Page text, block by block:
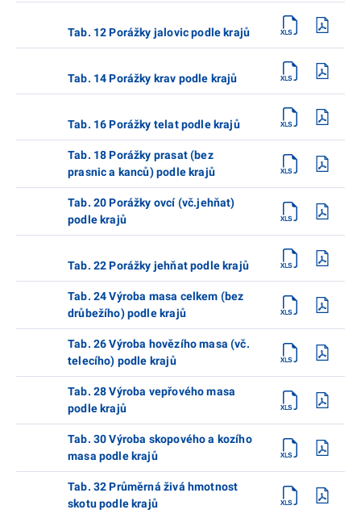
Tab. 12 Porážky jalovic podle krajů
Tab. 14 Porážky krav podle krajů
Tab. 16 Porážky telat podle krajů
Tab. 18 Porážky prasat (bez
prasnic a kanců) podle krajů
Tab. 20 Porážky ovcí (vč.jehňat)
podle krajů
Tab. 22 Porážky jehňat podle krajů
Tab. 24 Výroba masa celkem (bez
drůbežího) podle krajů
Tab. 26 Výroba hovězího masa (vč.
telecího) podle krajů
Tab. 28 Výroba vepřového masa
podle krajů
Tab. 30 Výroba skopového a kozího
masa podle krajů
Tab. 32 Průměrná živá hmotnost
skotu podle krajů